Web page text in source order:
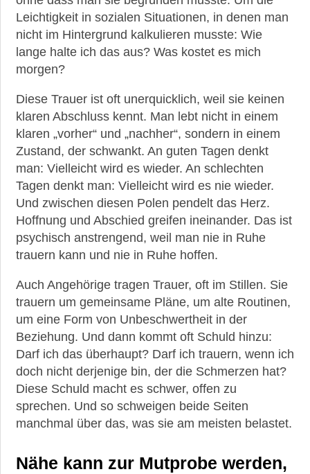
Leichtigkeit in sozialen Situationen, in denen man
nicht im Hintergrund kalkulieren musste: Wie
lange halte ich das aus? Was kostet es mich
morgen?
Diese Trauer ist oft unerquicklich, weil sie keinen
klaren Abschluss kennt. Man lebt nicht in einem
klaren „vorher“ und „nachher“, sondern in einem
Zustand, der schwankt. An guten Tagen denkt
man: Vielleicht wird es wieder. An schlechten
Tagen denkt man: Vielleicht wird es nie wieder.
Und zwischen diesen Polen pendelt das Herz.
Hoffnung und Abschied greifen ineinander. Das ist
psychisch anstrengend, weil man nie in Ruhe
trauern kann und nie in Ruhe hoffen.
Auch Angehörige tragen Trauer, oft im Stillen. Sie
trauern um gemeinsame Pläne, um alte Routinen,
um eine Form von Unbeschwertheit in der
Beziehung. Und dann kommt oft Schuld hinzu:
Darf ich das überhaupt? Darf ich trauern, wenn ich
doch nicht derjenige bin, der die Schmerzen hat?
Diese Schuld macht es schwer, offen zu
sprechen. Und so schweigen beide Seiten
manchmal über das, was sie am meisten belastet.
Nähe kann zur Mutprobe werden,